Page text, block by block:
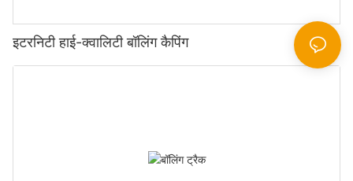
इटरनिटी हाई-क्वालिटी बॉलिंग कैपिंग